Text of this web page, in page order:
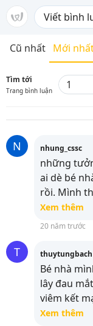
Cũ nhất Mới
Tìm tới
Trang bình luận
N nhung_cssc
những
ai dè bé
rồi. Mình
Xem thêm
20 năm trước
T thuytungbach
Bé nhà
lây đau
viêm kết
Xem thêm